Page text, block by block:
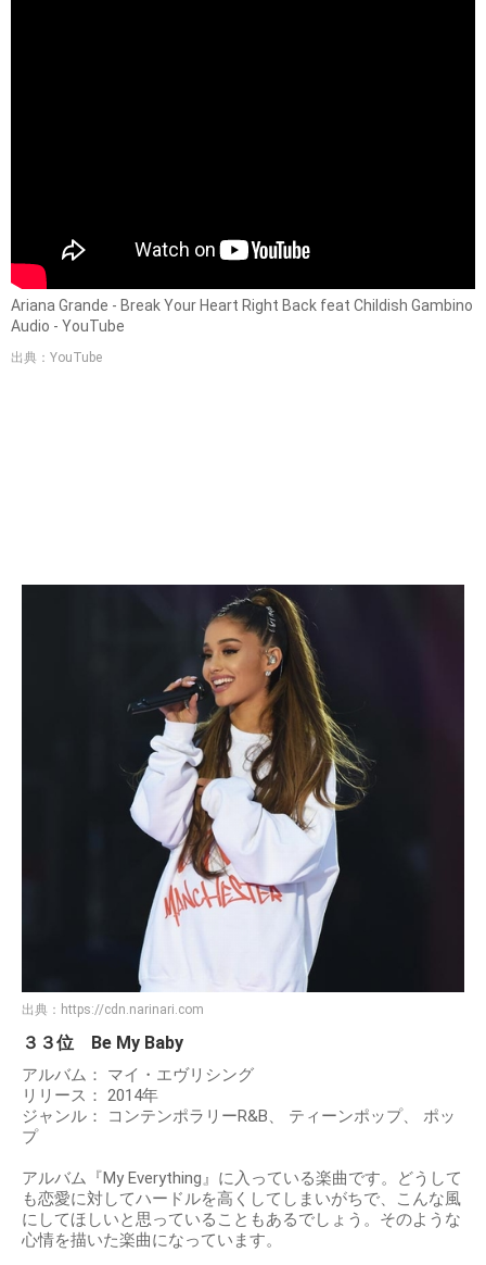
Ariana Grande - Break Your Heart Right Back feat Childish Gambino
Audio - YouTube
出典：YouTube
出典： https://cdn.narinari.com
３３位 Be My Baby
アルバム： マイ・エヴリシング
リリース： 2014年
ジャンル： コンテンポラリーR&B、 ティーンポップ、 ポッ
プ
アルバム『My Everything』に入っている楽曲です。どうして
も恋愛に対してハードルを高くしてしまいがちで、こんな風
にしてほしいと思っていることもあるでしょう。そのような
心情を描いた楽曲になっています。